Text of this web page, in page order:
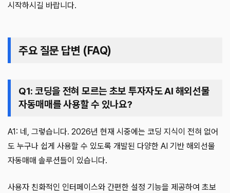
시작하시길 바랍니다.
주요 질문 답변 (FAQ)
Q1: 코딩을 전혀 모르는 초보 투자자도 AI 해외선물
자동매매를 사용할 수 있나요?
A1: 네, 그렇습니다. 2026년 현재 시중에는 코딩 지식이 전혀 없어
도 누구나 쉽게 사용할 수 있도록 개발된 다양한 AI 기반 해외선물
자동매매 솔루션들이 있습니다.
사용자 친화적인 인터페이스와 간편한 설정 기능을 제공하여 초보